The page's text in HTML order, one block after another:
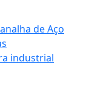
de Aço
industrial